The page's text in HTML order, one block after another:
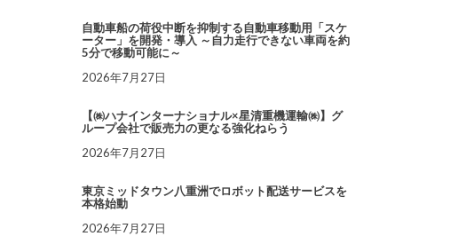
自動車船の荷役中断を抑制する自動車移動用「スケ
ーター」を開発・導入 ～自力走行できない車両を約
5分で移動可能に～
2026年7月27日
【㈱ハナインターナショナル×星清重機運輸㈱】グ
ループ会社で販売力の更なる強化ねらう
2026年7月27日
東京ミッドタウン八重洲でロボット配送サービスを
本格始動
2026年7月27日